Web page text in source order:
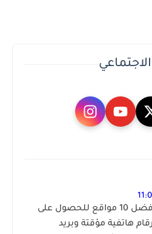
أفضل 10 مواقع للحصول على
هاتفية مؤقتة وبريد